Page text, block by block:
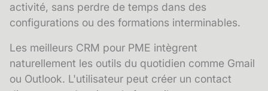
activité, sans perdre de temps dans des
configurations ou des formations interminables.
Les meilleurs CRM pour PME intègrent
naturellement les outils du quotidien comme Gmail
ou Outlook. L'utilisateur peut créer un contact